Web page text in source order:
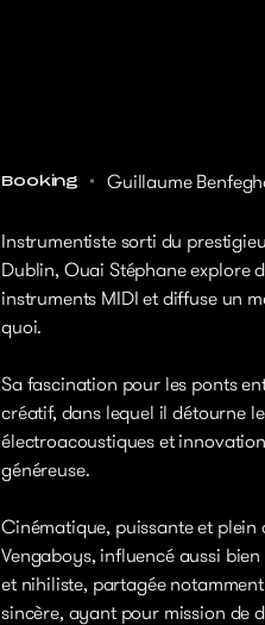
Booking Guillaume
Instrumentiste sorti du
Dublin, Ouai Stéphane explore
instruments MIDI et diffuse un
quoi.
Sa fascination pour les ponts
créatif, dans lequel il détourne
électroacoustiques et
généreuse.
Cinématique, puissante et plein
Vengaboys, influencé aussi
et nihiliste, partagée
sincère, ayant pour mission de